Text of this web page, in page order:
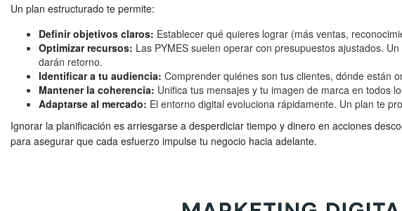
Un plan estructurado te permite:
Definir objetivos claros: Establecer qué quieres lograr (más ventas,
Optimizar recursos: Las PYMES suelen operar con presupuestos ajustados.
darán retorno.
Identificar a tu audiencia: Comprender quiénes son tus clientes, dónde están
Mantener la coherencia: Unifica tus mensajes y tu imagen de marca en todos
Adaptarse al mercado: El entorno digital evoluciona rápidamente. Un plan te
Ignorar la planificación es arriesgarse a desperdiciar tiempo y dinero en acciones
para asegurar que cada esfuerzo impulse tu negocio hacia adelante.